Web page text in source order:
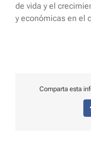
de vida y el
y económicas en el
Comparta esta